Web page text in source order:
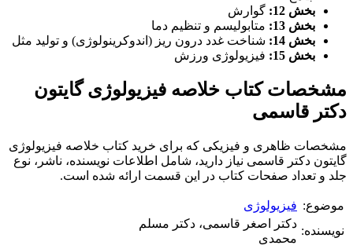
بخش 12:
گوارش
بخش 13:
متابولیسم و تنظیم دما
بخش 14:
شناخت غدد درون ریز (اندوکرینولوژی) و تولید مثل
بخش 15:
فیزیولوژی ورزش
مشخصات کتاب خلاصه فیزیولوژی گایتون
دکتر قاسمی
مشخصات ظاهری و فیزیکی که برای خرید کتاب خلاصه فیزیولوژی
گایتون دکتر قاسمی نیاز دارید، شامل اطلاعات نویسنده، ناشر، نوع
جلد و تعداد صفحات کتاب در این قسمت ارائه شده است.
موضوع: فیزیولوژی
نویسنده:
دکتر اصغر قاسمی، دکتر مسلم
محمدی